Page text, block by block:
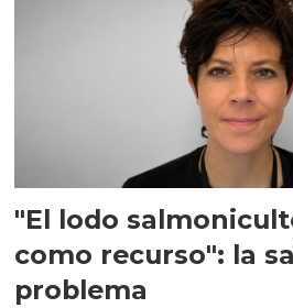
"El lodo
como recurso": la
problema